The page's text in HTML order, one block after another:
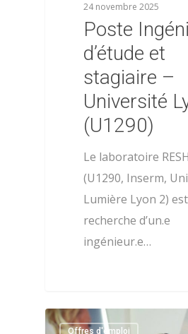
24 novembre 2025
Poste
d’étude et
stagiaire –
Université
(U1290)
Le laboratoire
(U1290, Inserm,
Lumière Lyon 2)
recherche d’un.e
ingénieur.e…
Offres d'emploi